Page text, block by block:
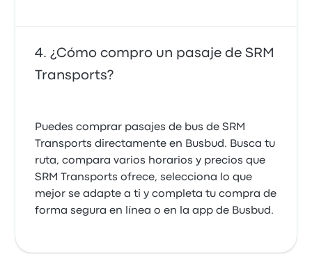
¿Cómo compro un pasaje de SRM
Transports?
Puedes comprar pasajes de bus de SRM
Transports directamente en Busbud. Busca tu
ruta, compara varios horarios y precios que
SRM Transports ofrece, selecciona lo que
mejor se adapte a ti y completa tu compra de
forma segura en línea o en la app de Busbud.